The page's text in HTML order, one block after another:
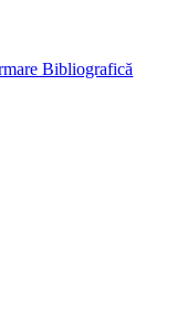
Bibliografică